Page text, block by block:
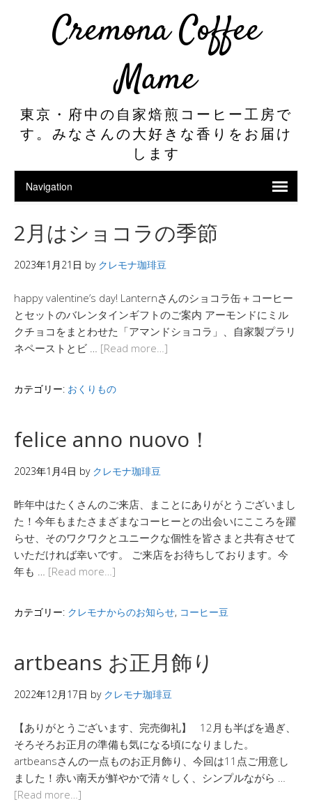
Cremona Coffee
Mame
東京・府中の自家焙煎コーヒー工房で
す。みなさんの大好きな香りをお届け
します
2月はショコラの季節
2023年1月21日 by クレモナ珈琲豆
happy valentine’s day! Lanternさんのショコラ缶＋コーヒー
とセットのバレンタインギフトのご案内 アーモンドにミル
クチョコをまとわせた「アマンドショコラ」、自家製プラリ
ネペーストとビ … [Read more…]
カテゴリー: おくりもの
felice anno nuovo！
2023年1月4日 by クレモナ珈琲豆
昨年中はたくさんのご来店、まことにありがとうございまし
た！今年もまたさまざまなコーヒーとの出会いにこころを躍
らせ、そのワクワクとユニークな個性を皆さまと共有させて
いただければ幸いです。 ご来店をお待ちしております。今
年も … [Read more…]
カテゴリー: クレモナからのお知らせ, コーヒー豆
artbeans お正月飾り
2022年12月17日 by クレモナ珈琲豆
【ありがとうございます、完売御礼】 12月も半ばを過ぎ、
そろそろお正月の準備も気になる頃になりました。
artbeansさんの一点ものお正月飾り、今回は11点ご用意し
ました！赤い南天が鮮やかで清々しく、シンプルながら …
[Read more…]